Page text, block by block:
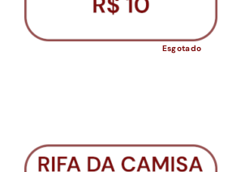
Esgotado